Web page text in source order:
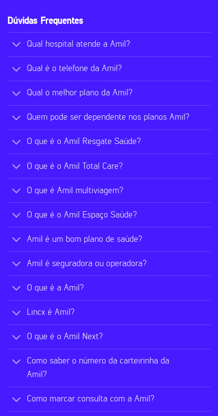
Dúvidas Frequentes
Qual hospital atende a Amil?
Qual é o telefone da Amil?
Qual o melhor plano da Amil?
Quem pode ser dependente nos planos Amil?
O que é o Amil Resgate Saúde?
O que é o Amil Total Care?
O que é Amil multiviagem?
O que é o Amil Espaço Saúde?
Amil é um bom plano de saúde?
Amil é seguradora ou operadora?
O que é a Amil?
Lincx é Amil?
O que é o Amil Next?
Como saber o número da carteirinha da
Amil?
Como marcar consulta com a Amil?